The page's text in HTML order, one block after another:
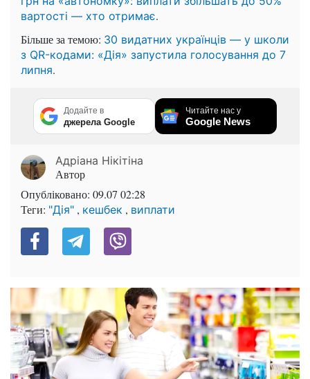
вартості — хто отримає.
Більше за темою: 30 видатних українців — у школи
з QR-кодами: «Дія» запустила голосування до 7
липня.
Додайте в
джерела Google
Читайте нас у
Google News
Адріана Нікітіна
Автор
Опубліковано: 09.07 02:28
Теги: "Дія" , кешбек , виплати